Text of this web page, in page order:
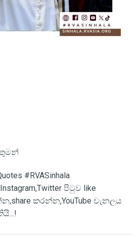
#RVASinhala
පිටුව like
කරන්න,YouTube චැනලය